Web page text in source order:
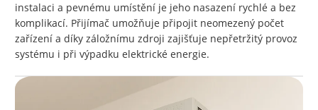
instalaci a pevnému umístění je jeho nasazení rychlé a bez
komplikací. Přijímač umožňuje připojit neomezený počet
zařízení a díky záložnímu zdroji zajišťuje nepřetržitý provoz
systému i při výpadku elektrické energie.